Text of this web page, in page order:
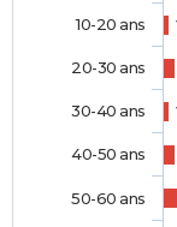
10-20 ans
20-30 ans
30-40 ans
40-50 ans
50-60 ans